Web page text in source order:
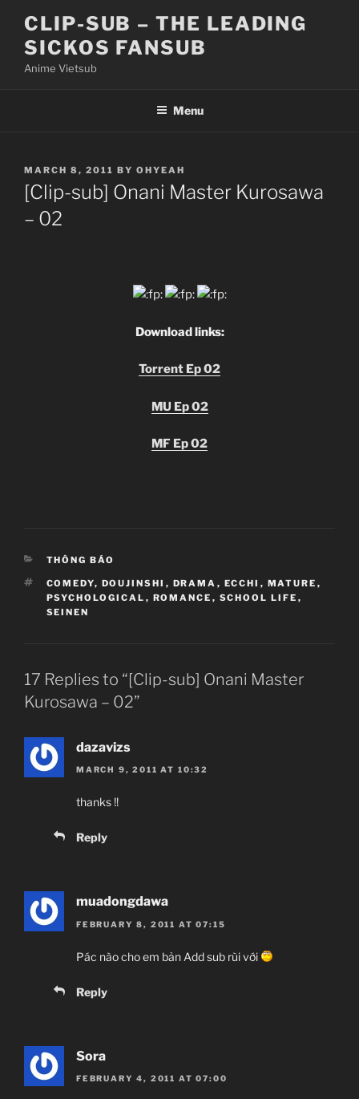
content
CLIP-SUB – THE LEADING
SICKOS FANSUB
Anime Vietsub
Menu
POSTED
ON
MARCH 8, 2011 BY OHYEAH
[Clip-sub] Onani Master Kurosawa
– 02
Download links:
Torrent Ep 02
MU Ep 02
MF Ep 02
CATEGORIES
THÔNG BÁO
TAGS
COMEDY, DOUJINSHI , DRAMA , ECCHI , MATURE ,
PSYCHOLOGICAL , ROMANCE , SCHOOL LIFE ,
SEINEN
17 Replies to “[Clip-sub] Onani Master
Kurosawa – 02”
dazavizs
MARCH 9, 2011 AT 10:32
thanks !!
Reply
muadongdawa
FEBRUARY 8, 2011 AT 07:15
Pác nào cho em bản Add sub rùi với
Reply
Sora
FEBRUARY 4, 2011 AT 07:00